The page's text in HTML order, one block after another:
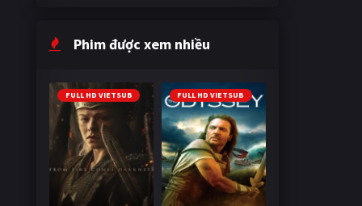
Phim được xem nhiều
FULL HD VIETSUB FULL HD VIETSUB